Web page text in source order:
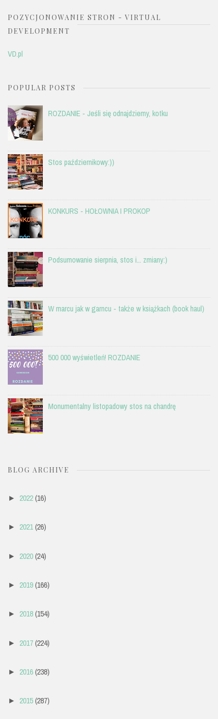
POZYCJONOWANIE STRON - VIRTUAL
DEVELOPMENT
VD.pl
POPULAR POSTS
ROZDANIE - Jeśli się odnajdziemy, kotku
Stos październikowy:))
KONKURS - HOŁOWNIA I PROKOP
Podsumowanie sierpnia, stos i... zmiany:)
W marcu jak w garncu - także w książkach (book haul)
500 000 wyświetleń! ROZDANIE
Monumentalny listopadowy stos na chandrę
BLOG ARCHIVE
► 2022(16)
► 2021(26)
► 2020(24)
► 2019(166)
► 2018(154)
► 2017(224)
► 2016(238)
► 2015(287)